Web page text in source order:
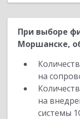
При выборе
Моршанске,
на
на
системы